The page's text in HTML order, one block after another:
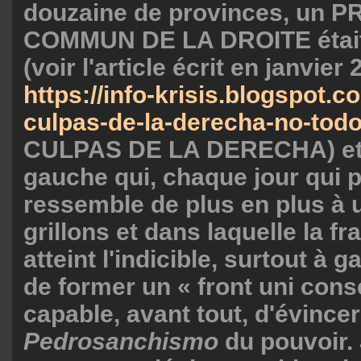
douzaine de provinces, un
COMMUN DE LA DROITE
(voir l'article écrit en janvier
https://info-
culpas-de-la-derecha-no-
CULPAS DE LA DERECHA)
gauche qui, chaque jour qui
ressemble de plus en plus à
grillons et dans laquelle la
atteint l'indicible, surtout à
de former un « front uni
capable, avant tout,
Pedrosanchismo du pouvoir.